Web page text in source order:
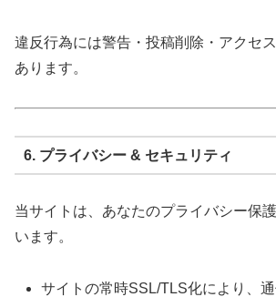
違反行為には警告・投稿削除・アクセ
あります。
6. プライバシー & セキュリティ
当サイトは、あなたのプライバシー保
います。
サイトの常時SSL/TLS化により、